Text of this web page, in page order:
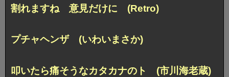
割れますね 意見だけに (Retro)
プチャヘンザ (いわいまさか)
叩いたら痛そうなカタカナのト (市川海老蔵)